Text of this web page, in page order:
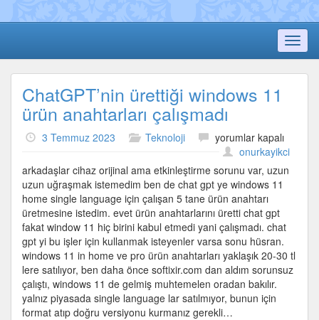
ChatGPT’nin ürettiği windows 11
ürün anahtarları çalışmadı
3 Temmuz 2023 Teknoloji
ChatGPT’nin
ürettiği
windows
11
ürün
anahtarları
çalışmadı
için
yorumlar kapalı
onurkayikci
arkadaşlar cihaz orijinal ama etkinleştirme sorunu var, uzun
uzun uğraşmak istemedim ben de chat gpt ye windows 11
home single language için çalışan 5 tane ürün anahtarı
üretmesine istedim. evet ürün anahtarlarını üretti chat gpt
fakat window 11 hiç birini kabul etmedi yani çalışmadı. chat
gpt yi bu işler için kullanmak isteyenler varsa sonu hüsran.
windows 11 in home ve pro ürün anahtarları yaklaşık 20-30 tl
lere satılıyor, ben daha önce softixir.com dan aldım sorunsuz
çalıştı, windows 11 de gelmiş muhtemelen oradan bakılır.
yalnız piyasada single language lar satılmıyor, bunun için
format atıp doğru versiyonu kurmanız gerekli…